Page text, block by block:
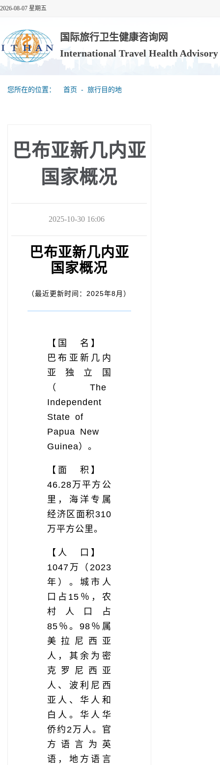
2026-08-07 星期五
国际旅行卫生健康咨询网
International Travel Health
您所在的位置： 首页 ‐ 旅行目的地
巴布亚新几内亚
国家概况
2025-10-30 16:06
巴布亚新几内亚
国家概况
（最近更新时间：2025年8月）
【国 名】
巴布亚新几内
亚独立国
（The
Independent
State of
Papua New
Guinea）。
【面 积】
46.28万平方公
里，海洋专属
经济区面积310
万平方公里。
【人 口】
1047万（2023
年）。城市人
口占15％，农
村人口占
85％。98％属
美拉尼西亚
人，其余为密
克罗尼西亚
人、波利尼西
亚人、华人和
白人。华人华
侨约2万人。官
方语言为英
语，地方语言